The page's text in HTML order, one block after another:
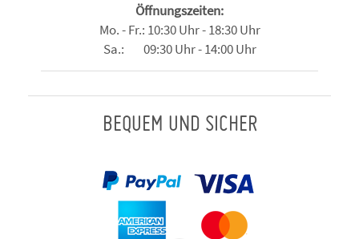
Öffnungszeiten:
Mo. - Fr.: 10:30 Uhr - 18:30 Uhr
Sa.: 09:30 Uhr - 14:00 Uhr
BEQUEM UND SICHER